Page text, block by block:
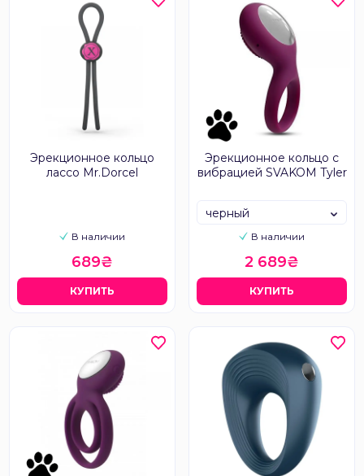
Эрекционное кольцо
лассо Mr.Dorcel
В наличии
689₴
КУПИТЬ
Эрекционное кольцо с
вибрацией SVAKOM Tyler
В наличии
черный
2 689₴
КУПИТЬ